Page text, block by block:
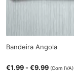
Bandeira Angola
€1.99 -€9.99 (Com IVA)